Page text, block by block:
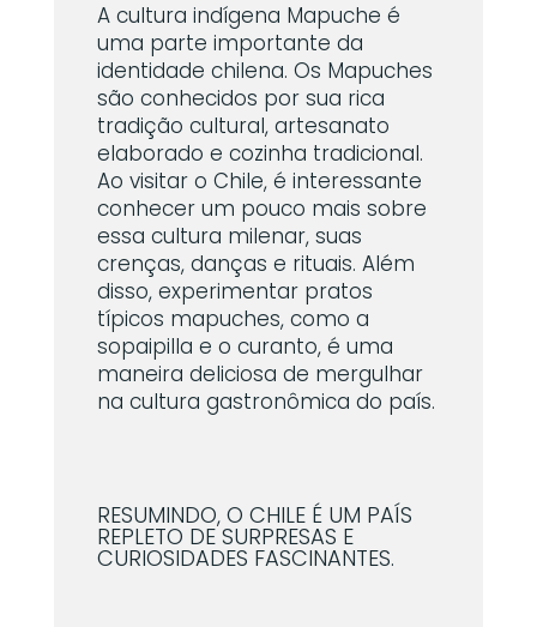
A cultura indígena Mapuche é
uma parte importante da
identidade chilena. Os Mapuches
são conhecidos por sua rica
tradição cultural, artesanato
elaborado e cozinha tradicional.
Ao visitar o Chile, é interessante
conhecer um pouco mais sobre
essa cultura milenar, suas
crenças, danças e rituais. Além
disso, experimentar pratos
típicos mapuches, como a
sopaipilla e o curanto, é uma
maneira deliciosa de mergulhar
na cultura gastronômica do país.
RESUMINDO, O CHILE É UM PAÍS
REPLETO DE SURPRESAS E
CURIOSIDADES FASCINANTES.